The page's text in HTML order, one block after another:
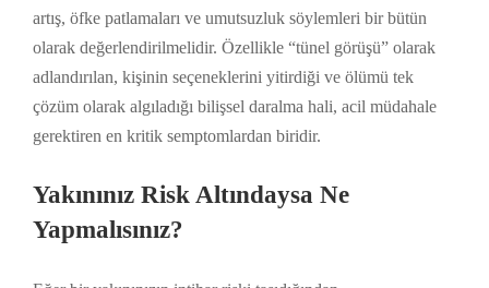
artış, öfke patlamaları ve umutsuzluk söylemleri bir bütün
olarak değerlendirilmelidir. Özellikle “tünel görüşü” olarak
adlandırılan, kişinin seçeneklerini yitirdiği ve ölümü tek
çözüm olarak algıladığı bilişsel daralma hali, acil müdahale
gerektiren en kritik semptomlardan biridir.
Yakınınız Risk Altındaysa Ne
Yapmalısınız?